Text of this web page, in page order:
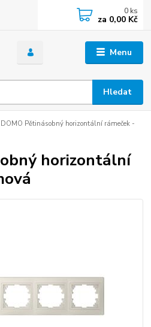
Menu
Hledat
0 ks
za 0,00 Kč
DOMO Pětinásobný horizontální rámeček -
horizontální